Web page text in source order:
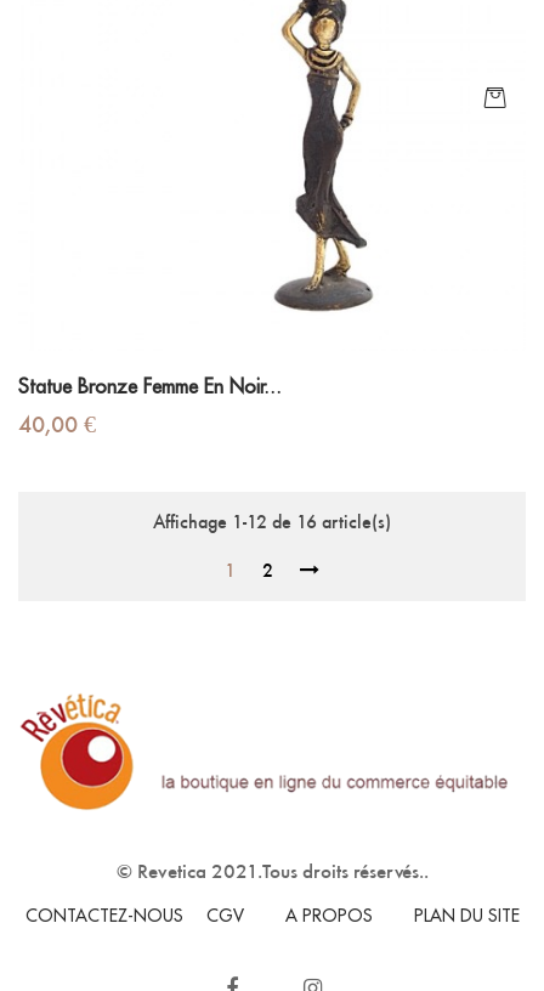
Statue Bronze Femme En Noir...
Prix
40,00 €
Affichage 1-12 de 16 article(s)
1 2
© Revetica 2021.Tous droits réservés..
CONTACTEZ-NOUS CGV A PROPOS PLAN DU SITE